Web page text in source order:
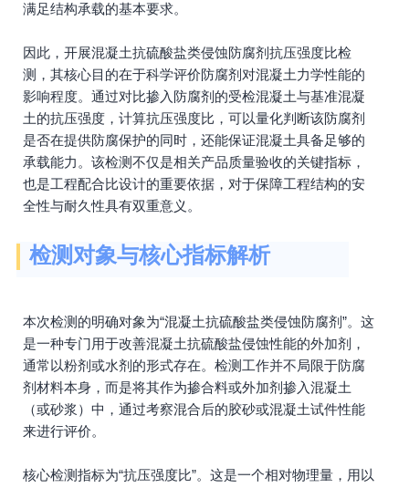
满足结构承载的基本要求。
因此，开展混凝土抗硫酸盐类侵蚀防腐剂抗压强度比检
测，其核心目的在于科学评价防腐剂对混凝土力学性能的
影响程度。通过对比掺入防腐剂的受检混凝土与基准混凝
土的抗压强度，计算抗压强度比，可以量化判断该防腐剂
是否在提供防腐保护的同时，还能保证混凝土具备足够的
承载能力。该检测不仅是相关产品质量验收的关键指标，
也是工程配合比设计的重要依据，对于保障工程结构的安
全性与耐久性具有双重意义。
检测对象与核心指标解析
本次检测的明确对象为“混凝土抗硫酸盐类侵蚀防腐剂”。这
是一种专门用于改善混凝土抗硫酸盐侵蚀性能的外加剂，
通常以粉剂或水剂的形式存在。检测工作并不局限于防腐
剂材料本身，而是将其作为掺合料或外加剂掺入混凝土
（或砂浆）中，通过考察混合后的胶砂或混凝土试件性能
来进行评价。
核心检测指标为“抗压强度比”。这是一个相对物理量，用以